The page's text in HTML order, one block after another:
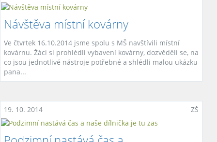
Návštěva místní kovárny
Ve čtvrtek 16.10.2014 jsme spolu s MŠ navštívili místní
kovárnu. Žáci si prohlédli vybavení kovárny, dozvěděli se, na
co jsou jednotlivé nástroje potřebné a shlédli malou ukázku
pana...
19. 10. 2014 ZŠ